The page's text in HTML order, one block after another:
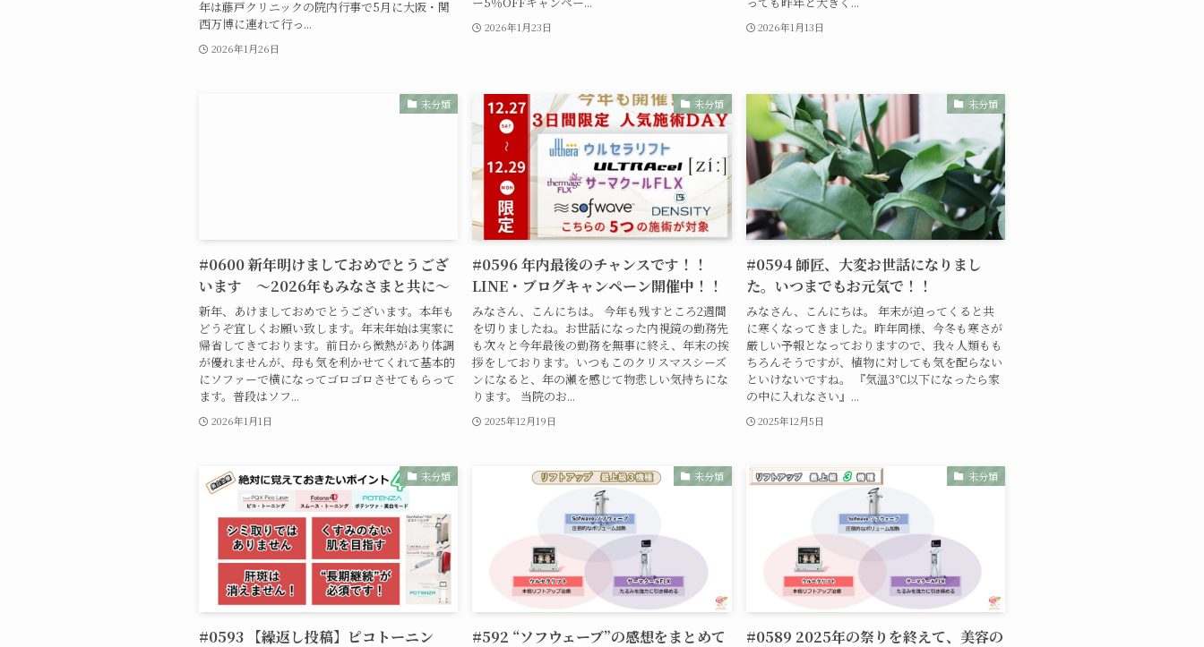
年は藤戸クリニックの院内行事で5月に大阪・関
西万博に連れて行っ...
2026年1月26日
2026年1月23日 2026年1月13日
未分類
#0600 新年明けましておめでとうござ
います 〜2026年もみなさまと共に〜
新年、あけましておめでとうございます。本年も
どうぞ宜しくお願い致します。年末年始は実家に
帰省してきております。前日から微熱があり体調
が優れませんが、母も気を利かせてくれて基本的
にソファーで横になってゴロゴロさせてもらって
ます。普段はソフ...
2026年1月1日
未分類
#0596 年内最後のチャンスです！！
LINE・ブログキャンペーン開催中！！
みなさん、こんにちは。 今年も残すところ2週間
を切りましたね。お世話になった内視鏡の勤務先
も次々と今年最後の勤務を無事に終え、年末の挨
拶をしております。いつもこのクリスマスシーズ
ンになると、年の瀬を感じて物悲しい気持ちにな
ります。 当院のお...
2025年12月19日
未分類
#0594 師匠、大変お世話になりまし
た。いつまでもお元気で！！
みなさん、こんにちは。 年末が迫ってくると共
に寒くなってきました。昨年同様、今冬も寒さが
厳しい予報となっておりますので、我々人類もも
ちろんそうですが、植物に対しても気を配らない
といけないですね。 『気温3℃以下になったら家
の中に入れなさい』...
2025年12月5日
未分類
#0593 【繰返し投稿】ピコトーニン
未分類
#592 “ソフウェーブ”の感想をまとめて
未分類
#0589 2025年の祭りを終えて、美容の